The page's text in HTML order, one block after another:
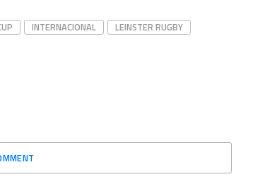
INTERNACIONAL
LEINSTER RUGBY